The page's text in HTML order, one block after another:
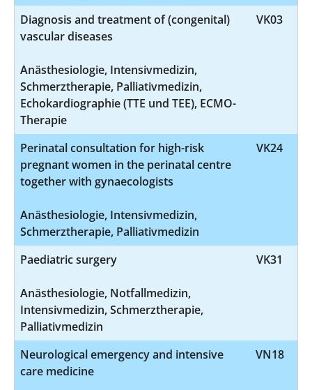
Diagnosis and treatment of (congenital)
vascular diseases
Anästhesiologie, Intensivmedizin,
Schmerztherapie, Palliativmedizin,
Echokardiographie (TTE und TEE), ECMO-
Therapie
VK03
Perinatal consultation for high-risk
pregnant women in the perinatal centre
together with gynaecologists
Anästhesiologie, Intensivmedizin,
Schmerztherapie, Palliativmedizin
VK24
Paediatric surgery
Anästhesiologie, Notfallmedizin,
Intensivmedizin, Schmerztherapie,
Palliativmedizin
VK31
Neurological emergency and intensive
care medicine
VN18